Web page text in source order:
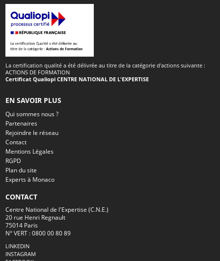
La certification qualité a été délivrée au titre de la catégorie d'actions suivante :
ACTIONS DE FORMATION
Certificat Qualiopi CENTRE NATIONAL DE L'EXPERTISE
EN SAVOIR PLUS
Qui sommes nous ?
Partenaires
Rejoindre le réseau
Contact
Mentions Légales
RGPD
Plan du site
Experts à Monaco
CONTACT
Centre National de l'Expertise (C.N.E.)
20 rue Henri Regnault
75014 Paris
N° VERT : 0800 00 80 89
LINKEDIN
INSTAGRAM